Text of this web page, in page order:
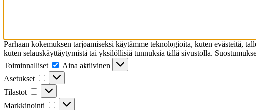
Parhaan kokemuksen tarjoamiseksi käytämme teknologioita, kuten evästeitä,
kuten selauskäyttäytymistä tai yksilöllisiä tunnuksia tällä sivustolla.
Toiminnalliset
Toiminnalliset
Aina aktiivinen
Asetukset
Asetukset
Tilastot Tilastot
Markkinointi Markkinointi